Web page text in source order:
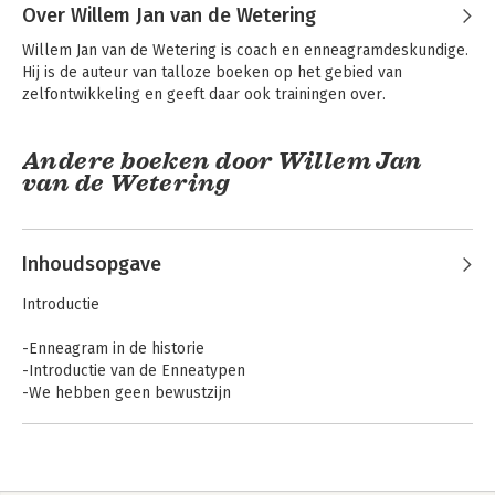
Over Willem Jan van de Wetering
Willem Jan van de Wetering is coach en enneagramdeskundige.
Hij is de auteur van talloze boeken op het gebied van
zelfontwikkeling en geeft daar ook trainingen over.
Andere boeken door Willem Jan
van de Wetering
Bekijk alle boeken
Inhoudsopgave
Introductie
-Enneagram in de historie
-Introductie van de Enneatypen
-We hebben geen bewustzijn